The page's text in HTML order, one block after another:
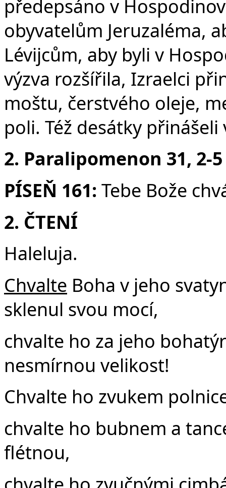
předepsáno v
obyvatelům Jeruzaléma,
Lévijcům, aby byli v
výzva rozšířila, Izraelci
moštu, čerstvého oleje,
poli. Též desátky
2. Paralipomenon 31, 2-5
PÍSEŇ 161: Tebe Bože
2. ČTENÍ
Haleluja.
Chvalte Boha v jeho
sklenul svou mocí,
chvalte ho za jeho
nesmírnou velikost!
Chvalte ho zvukem
chvalte ho bubnem a
flétnou,